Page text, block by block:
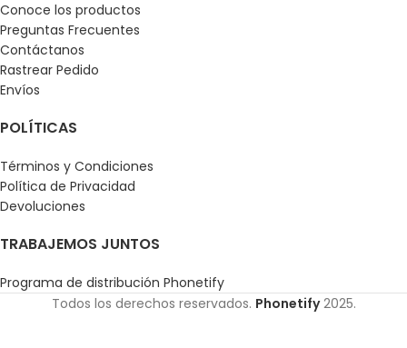
Conoce los productos
Preguntas Frecuentes
Contáctanos
Rastrear Pedido
Envíos
POLÍTICAS
Términos y Condiciones
Política de Privacidad
Devoluciones
TRABAJEMOS JUNTOS
Programa de distribución Phonetify
Todos los derechos reservados. Phonetify2025.